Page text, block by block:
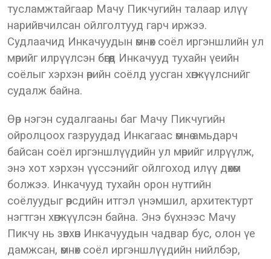
тусламжтайгаар Мачу Пикчугийн талаар илүү
нарийвчилсан ойлголтууд гарч иржээ.
Судлаачид Инкачуудын өмнөх соёл иргэншлийн ул
мөрийг илрүүлсэн бөгөөд Инкачууд тухайн үеийн
соёлыг хэрхэн өөрийн соёлд уусган хөгжүүлснийг
судалж байна.
Өөр нэгэн судалгааны баг Мачу Пикчугийн
ойролцоох газруудад Инкагаас өмнө амьдарч
байсан соёл иргэншлүүдийн ул мөрийг илрүүлж,
энэ хот хэрхэн үүссэнийг ойлгоход илүү дөхөм
болжээ. Инкачууд тухайн орон нутгийн
соёлуудыг өөрсдийн итгэл үнэмшил, архитектурт
нэгтгэн хөгжүүлсэн байна. Энэ бүхнээс Мачу
Пикчу нь зөвхөн Инкачуудын чадвар бус, олон үе
дамжсан, өмнөх соёл иргэншлүүдийн нийлбэр,